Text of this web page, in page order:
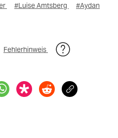
#Luise Amtsberg
#Aydan
Fehlerhinweis